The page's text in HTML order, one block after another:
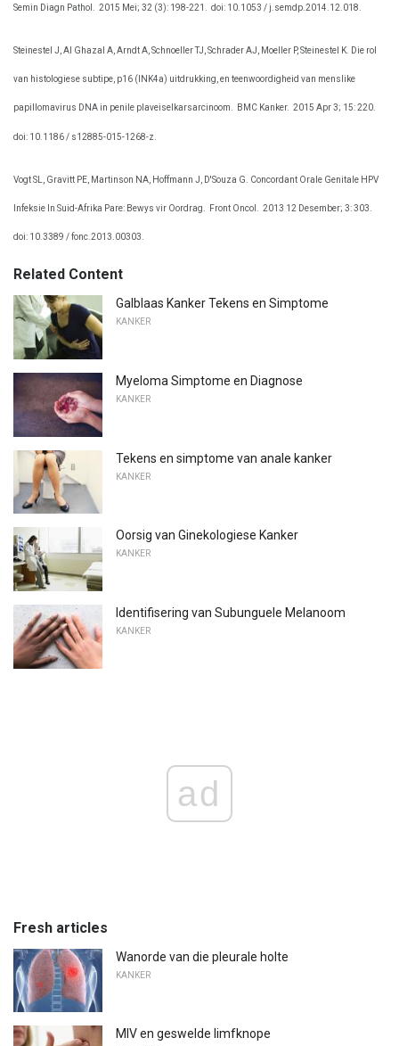
Semin Diagn Pathol. 2015 Mei; 32 (3): 198-221. doi: 10.1053 / j.semdp.2014.12.018.
Steinestel J, Al Ghazal A, Arndt A, Schnoeller TJ, Schrader AJ, Moeller P, Steinestel K. Die rol
van histologiese subtipe, p16 (INK4a) uitdrukking, en teenwoordigheid van menslike
papillomavirus DNA in penile plaveiselkarsarcinoom. BMC Kanker. 2015 Apr 3; 15: 220.
doi: 10.1186 / s12885-015-1268-z.
Vogt SL, Gravitt PE, Martinson NA, Hoffmann J, D'Souza G. Concordant Orale Genitale HPV
Infeksie In Suid-Afrika Pare: Bewys vir Oordrag. Front Oncol. 2013 12 Desember; 3: 303.
doi: 10.3389 / fonc.2013.00303.
Related Content
Galblaas Kanker Tekens en Simptome
KANKER
Myeloma Simptome en Diagnose
KANKER
Tekens en simptome van anale kanker
KANKER
Oorsig van Ginekologiese Kanker
KANKER
Identifisering van Subunguele Melanoom
KANKER
ad
Fresh articles
Wanorde van die pleurale holte
KANKER
MIV en geswelde limfknope